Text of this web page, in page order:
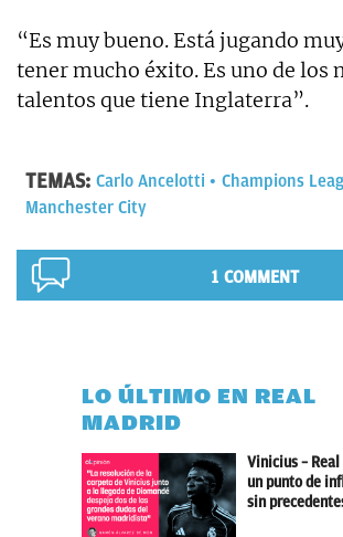
“Es muy bueno. Está jugando
tener mucho éxito. Es uno de los
talentos que tiene Inglaterra”.
TEMAS: Carlo Ancelotti
Champions
Manchester City
1 COMMENT
LO ÚLTIMO EN REAL
MADRID
Vinicius –
un punto de
sin